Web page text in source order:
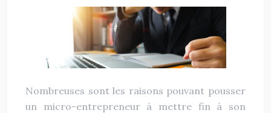
Nombreuses sont les raisons pouvant pousser
un micro-entrepreneur à mettre fin à son